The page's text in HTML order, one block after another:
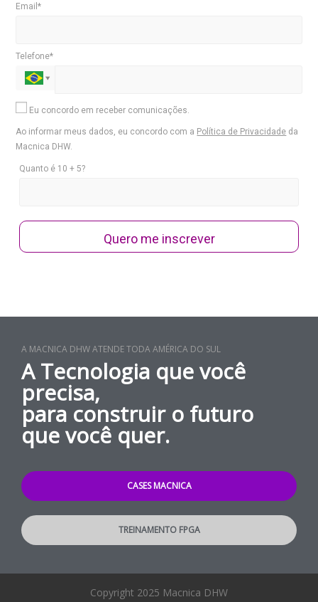
Email*
Telefone*
Eu concordo em receber comunicações.
Ao informar meus dados, eu concordo com a Política de Privacidade da
Macnica DHW.
Quanto é 10 + 5?
Quero me inscrever
A MACNICA DHW ATENDE TODA AMÉRICA DO SUL
A Tecnologia que você
precisa,
para construir o futuro
que você quer.
CASES MACNICA
TREINAMENTO FPGA
Copyright 2025 Macnica DHW